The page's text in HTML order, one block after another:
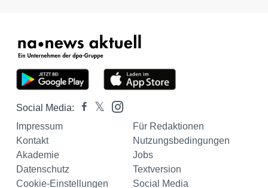
Social Media:
Impressum
Für Redaktionen
Kontakt
Nutzungsbedingungen
Akademie
Jobs
Datenschutz
Textversion
Cookie-Einstellungen
Social Media